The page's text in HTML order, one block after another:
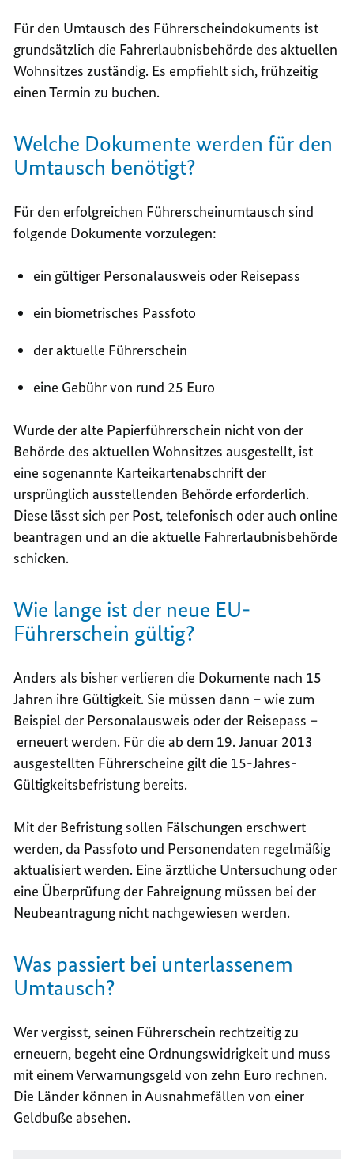
Für den Umtausch des Führerscheindokuments ist
grundsätzlich die Fahrerlaubnisbehörde des aktuellen
Wohnsitzes zuständig. Es empfiehlt sich, frühzeitig
einen Termin zu buchen.
Welche Dokumente werden für den
Umtausch benötigt?
Für den erfolgreichen Führerscheinumtausch sind
folgende Dokumente vorzulegen:
ein gültiger Personalausweis oder Reisepass
ein biometrisches Passfoto
der aktuelle Führerschein
eine Gebühr von rund 25 Euro
Wurde der alte Papierführerschein nicht von der
Behörde des aktuellen Wohnsitzes ausgestellt, ist
eine sogenannte Karteikartenabschrift der
ursprünglich ausstellenden Behörde erforderlich.
Diese lässt sich per Post, telefonisch oder auch online
beantragen und an die aktuelle Fahrerlaubnisbehörde
schicken.
Wie lange ist der neue EU-
Führerschein gültig?
Anders als bisher verlieren die Dokumente nach 15
Jahren ihre Gültigkeit. Sie müssen dann – wie zum
Beispiel der Personalausweis oder der Reisepass –
erneuert werden. Für die ab dem 19. Januar 2013
ausgestellten Führerscheine gilt die 15-Jahres-
Gültigkeitsbefristung bereits.
Mit der Befristung sollen Fälschungen erschwert
werden, da Passfoto und Personendaten regelmäßig
aktualisiert werden. Eine ärztliche Untersuchung oder
eine Überprüfung der Fahreignung müssen bei der
Neubeantragung nicht nachgewiesen werden.
Was passiert bei unterlassenem
Umtausch?
Wer vergisst, seinen Führerschein rechtzeitig zu
erneuern, begeht eine Ordnungswidrigkeit und muss
mit einem Verwarnungsgeld von zehn Euro rechnen.
Die Länder können in Ausnahmefällen von einer
Geldbuße absehen.